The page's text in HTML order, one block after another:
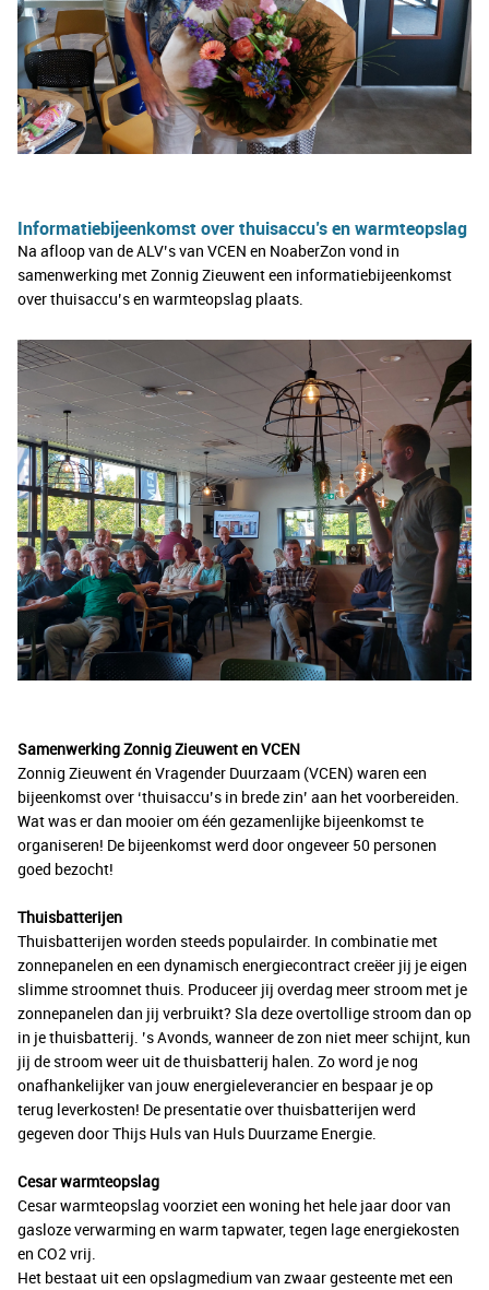
Informatiebijeenkomst over thuisaccu’s en warmteopslag
Na afloop van de ALV’s van VCEN en NoaberZon vond in
samenwerking met Zonnig Zieuwent een informatiebijeenkomst
over thuisaccu’s en warmteopslag plaats.
Samenwerking Zonnig Zieuwent en VCEN
Zonnig Zieuwent én Vragender Duurzaam (VCEN) waren een
bijeenkomst over ‘thuisaccu’s in brede zin’ aan het voorbereiden.
Wat was er dan mooier om één gezamenlijke bijeenkomst te
organiseren! De bijeenkomst werd door ongeveer 50 personen
goed bezocht!
Thuisbatterijen
Thuisbatterijen worden steeds populairder. In combinatie met
zonnepanelen en een dynamisch energiecontract creëer jij je eigen
slimme stroomnet thuis. Produceer jij overdag meer stroom met je
zonnepanelen dan jij verbruikt? Sla deze overtollige stroom dan op
in je thuisbatterij. ’s Avonds, wanneer de zon niet meer schijnt, kun
jij de stroom weer uit de thuisbatterij halen. Zo word je nog
onafhankelijker van jouw energieleverancier en bespaar je op
terug leverkosten! De presentatie over thuisbatterijen werd
gegeven door Thijs Huls van Huls Duurzame Energie.
Cesar warmteopslag
Cesar warmteopslag voorziet een woning het hele jaar door van
gasloze verwarming en warm tapwater, tegen lage energiekosten
en CO2 vrij.
Het bestaat uit een opslagmedium van zwaar gesteente met een